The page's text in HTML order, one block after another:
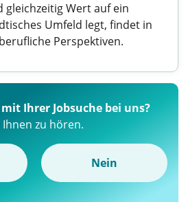
Wert auf ein
Umfeld legt, findet in
Perspektiven.
Ihrer Jobsuche bei uns?
zu hören.
Nein